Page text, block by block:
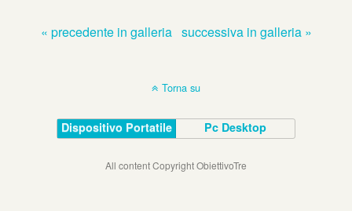
« precedente in galleria successiva in galleria »
Torna su
Dispositivo Portatile Pc Desktop
All content Copyright ObiettivoTre